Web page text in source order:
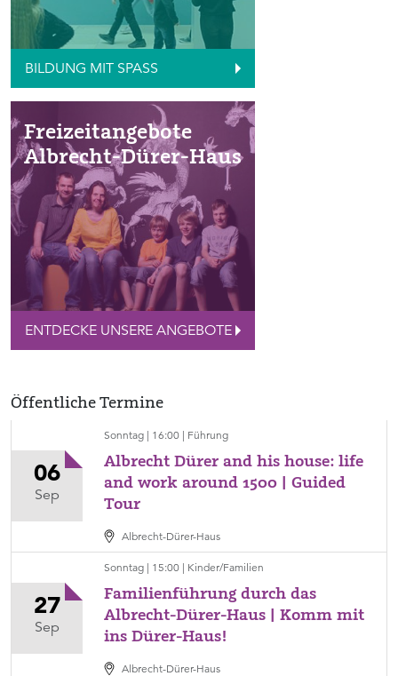
BILDUNG MIT SPASS
Freizeitangebote
Albrecht-Dürer-Haus
ENTDECKE UNSERE ANGEBOTE
Öffentliche Termine
Sonntag,
06
Sep
Sonntag | 16:00 | Führung
Albrecht Dürer and his house: life
and work around 1500 | Guided
Tour
Albrecht-Dürer-Haus
Ort
Albrecht-
Dürer-
Haus,
Kategorie
Führung
Sonntag,
27
Sep
Sonntag | 15:00 | Kinder/Familien
Familienführung durch das
Albrecht-Dürer-Haus | Komm mit
ins Dürer-Haus!
Albrecht-Dürer-Haus